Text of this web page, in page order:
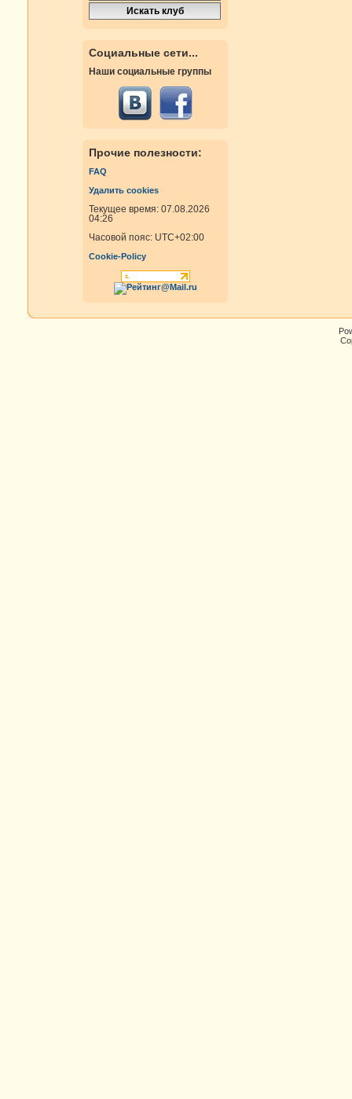
Социальные сети...
Наши социальные группы
Прочие полезности:
FAQ
Удалить cookies
Текущее время: 07.08.2026
04:26
Часовой пояс: UTC+02:00
Cookie-Policy